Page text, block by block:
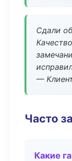
Сдали
—
Часто
Какие